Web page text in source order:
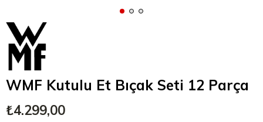
WMF Kutulu Et Bıçak Seti 12 Parça
₺4.299,00